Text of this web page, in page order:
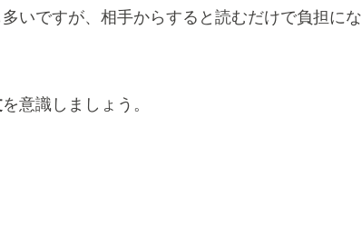
いですが、相手からすると読むだけで負担にな
を意識しましょう。